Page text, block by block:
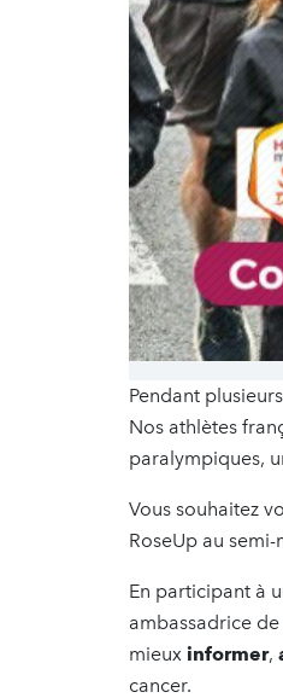
Pendant
Nos athlètes
paralympiques,
Vous souhaitez
RoseUp au
En participant à
ambassadrice
mieux informer,
cancer.